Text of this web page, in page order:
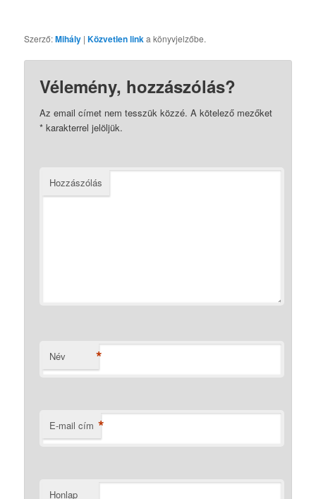
Szerző:Mihály |Közvetlen linka könyvjelzőbe.
Vélemény, hozzászólás?
Az email címet nem tesszük közzé. A kötelező mezőket
* karakterrel jelöljük.
Hozzászólás
Név *
E-mail cím *
Honlap